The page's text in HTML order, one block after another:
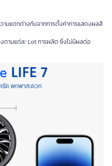
ามแตกต่างกันจากการตั้งค่าการแสดงผลสี
ตามแต่ละ Lot การผลิต ซึ่งไม่มีผลต่อ